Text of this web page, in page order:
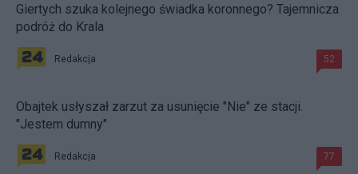
Giertych szuka kolejnego świadka koronnego? Tajemnicza
podróż do Krala
Redakcja 52
Obajtek usłyszał zarzut za usunięcie "Nie" ze stacji.
"Jestem dumny"
Redakcja 77